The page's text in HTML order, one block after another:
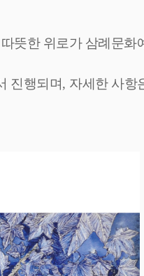
뜻한 위로가 삼례문
진행되며, 자세한 사항